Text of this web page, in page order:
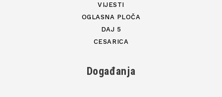
VIJESTI
OGLASNA PLOČA
DAJ 5
CESARICA
Događanja